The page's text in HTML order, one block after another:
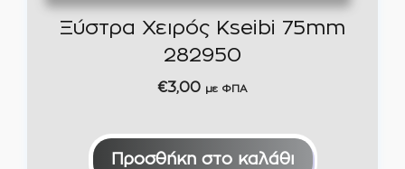
Ξύστρα Χειρός Kseibi 75mm
282950
€3,00 με ΦΠΑ
Προσθήκη στο καλάθι